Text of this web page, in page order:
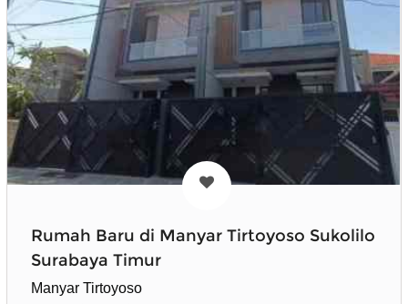
Rumah Baru di Manyar Tirtoyoso Sukolilo
Surabaya Timur
Manyar Tirtoyoso